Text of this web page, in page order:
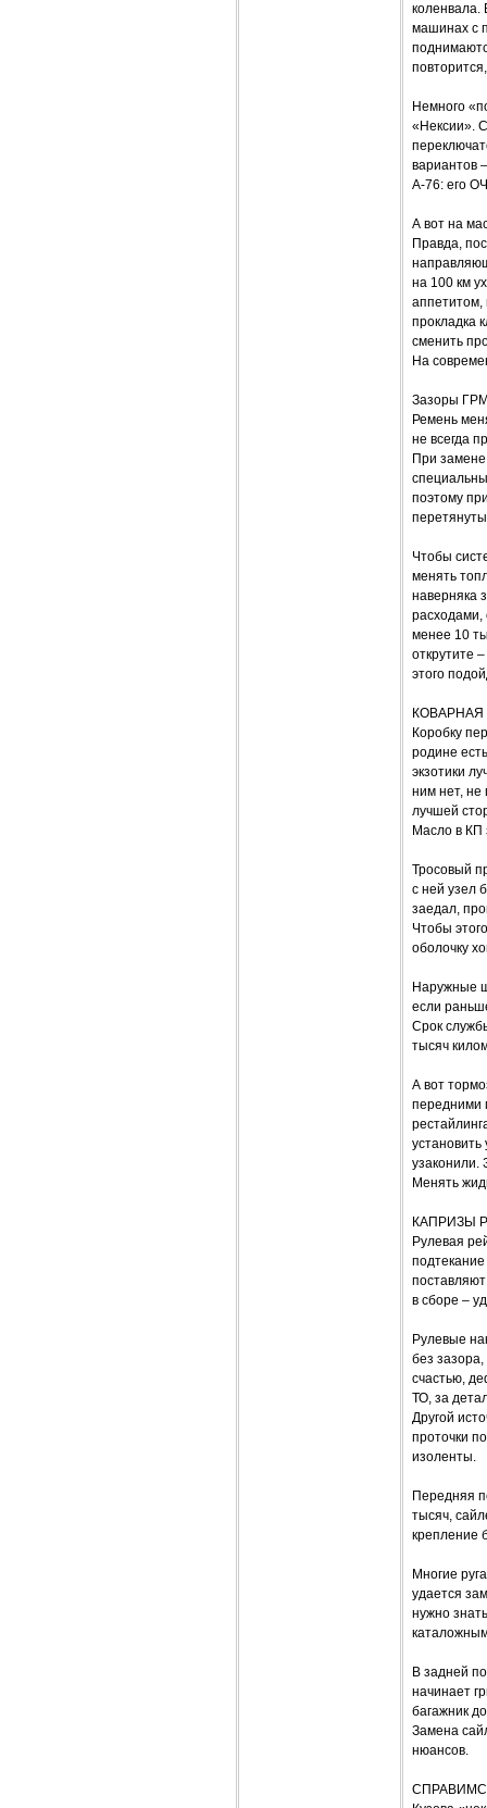
коленвала.
машинах с
Немного
«Нексии».
вариантов
А-76: его
А вот на
Правда,
на 100 км
аппетитом,
прокладка
сменить
На
Зазоры ГРМ
Ремень
не всегда
При замене
поэтому
Чтобы
менять
наверняка
расходами,
менее 10
открутите
этого
КОВАРНАЯ
Коробку
родине
экзотики
ним нет, не
лучшей
Масло в КП
Тросовый
с ней узел
заедал,
Чтобы
оболочку
Наружные
если
Срок
тысяч
А вот
передними
узаконили.
Менять
КАПРИЗЫ
Рулевая
поставляют
в сборе –
Рулевые
без
счастью,
ТО, за
Другой
проточки
изоленты.
Передняя
тысяч,
крепление
Многие
удается
нужно
В задней
начинает
багажник
Замена
нюансов.